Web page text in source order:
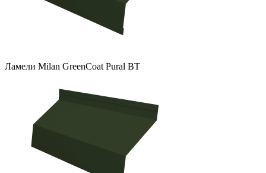
Ламели Milan GreenCoat Pural BT